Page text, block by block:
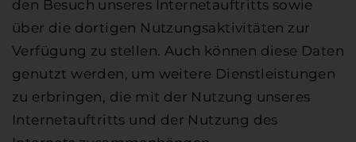
den Besuch unseres Internetauftritts sowie
über die dortigen Nutzungsaktivitäten zur
Verfügung zu stellen. Auch können diese Daten
genutzt werden, um weitere Dienstleistungen
zu erbringen, die mit der Nutzung unseres
Internetauftritts und der Nutzung des